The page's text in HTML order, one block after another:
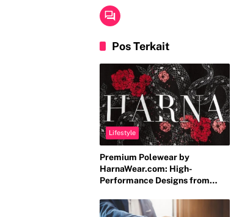
Pos Terkait
Lifestyle
Premium Polewear by
HarnaWear.com: High-
Performance Designs from